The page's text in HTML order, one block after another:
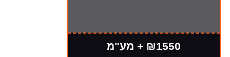
₪1550 + מע"מ